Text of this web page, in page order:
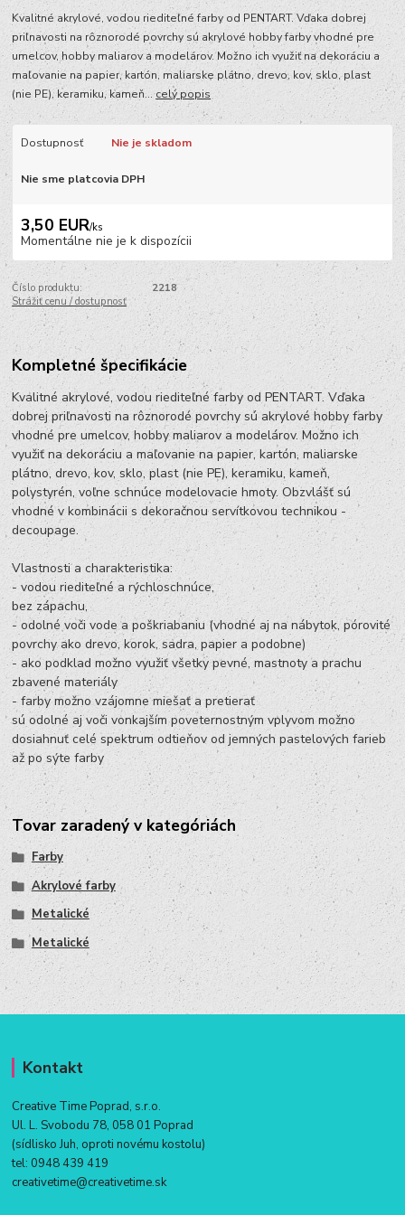
Kvalitné akrylové, vodou riediteľné farby od PENTART. Vďaka dobrej
priľnavosti na rôznorodé povrchy sú akrylové hobby farby vhodné pre
umelcov, hobby maliarov a modelárov. Možno ich využiť na dekoráciu a
maľovanie na papier, kartón, maliarske plátno, drevo, kov, sklo, plast
(nie PE), keramiku, kameň...celý popis
Dostupnosť Nie je skladom
Nie sme platcovia DPH
3,50 EUR/ks
Momentálne nie je k dispozícii
Číslo produktu:
2218
Strážiť cenu / dostupnosť
Kompletné špecifikácie
Kvalitné akrylové, vodou riediteľné farby od PENTART. Vďaka
dobrej priľnavosti na rôznorodé povrchy sú akrylové hobby farby
vhodné pre umelcov, hobby maliarov a modelárov. Možno ich
využiť na dekoráciu a maľovanie na papier, kartón, maliarske
plátno, drevo, kov, sklo, plast (nie PE), keramiku, kameň,
polystyrén, voľne schnúce modelovacie hmoty. Obzvlášť sú
vhodné v kombinácii s dekoračnou servítkovou technikou -
decoupage.
Vlastnosti a charakteristika:
- vodou riediteľné a rýchloschnúce,
bez zápachu,
- odolné voči vode a poškriabaniu (vhodné aj na nábytok, pórovité
povrchy ako drevo, korok, sadra, papier a podobne)
- ako podklad možno využiť všetky pevné, mastnoty a prachu
zbavené materiály
- farby možno vzájomne miešať a pretierať
sú odolné aj voči vonkajším poveternostným vplyvom možno
dosiahnuť celé spektrum odtieňov od jemných pastelových farieb
až po sýte farby
Tovar zaradený v kategóriách
Farby
Akrylové farby
Metalické
Metalické
Kontakt
Creative Time Poprad, s.r.o.
Ul. L. Svobodu 78, 058 01 Poprad
(sídlisko Juh, oproti novému kostolu)
tel: 0948 439 419
creativetime@creativetime.sk